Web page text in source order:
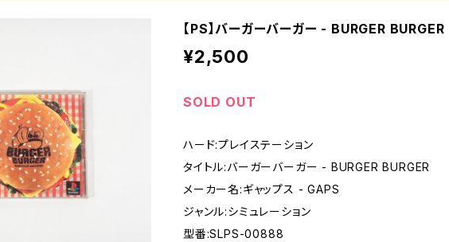
BOY
- PLAY STATION
【PS】バーガーバーガー - BURGER BURGER
¥2,500
SOLD OUT
ハード:プレイステーション
タイトル:バーガーバーガー - BURGER BURGER
メーカー名:ギャップス - GAPS
ジャンル:シミュレーション
型番:SLPS-00888